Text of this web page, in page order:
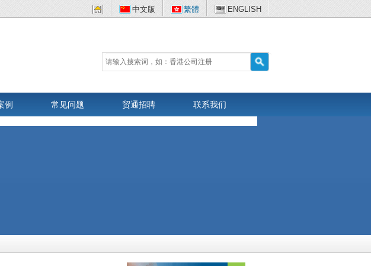
中文版 繁體 ENGLISH
例 常见问题 贸通招聘 联系我们